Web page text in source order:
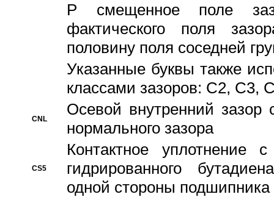
P смещенное поле
фактического поля
половину поля соседней
Указанные буквы также
классами зазоров: С2,
CNL
Осевой внутренний зазор
нормального зазора
CS5
Контактное уплотнение
гидрированного
одной стороны подшипника